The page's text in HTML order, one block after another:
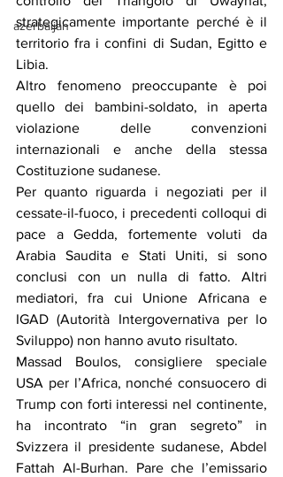
azerbaijan
strategicamente importante perché è il
territorio fra i confini di Sudan, Egitto e
Libia.
Altro fenomeno preoccupante è poi
quello dei bambini-soldato, in aperta
violazione delle convenzioni
internazionali e anche della stessa
Costituzione sudanese.
Per quanto riguarda i negoziati per il
cessate-il-fuoco, i precedenti colloqui di
pace a Gedda, fortemente voluti da
Arabia Saudita e Stati Uniti, si sono
conclusi con un nulla di fatto. Altri
mediatori, fra cui Unione Africana e
IGAD (Autorità Intergovernativa per lo
Sviluppo) non hanno avuto risultato.
Massad Boulos, consigliere speciale
USA per l’Africa, nonché consuocero di
Trump con forti interessi nel continente,
ha incontrato “in gran segreto” in
Svizzera il presidente sudanese, Abdel
Fattah Al-Burhan. Pare che l’emissario